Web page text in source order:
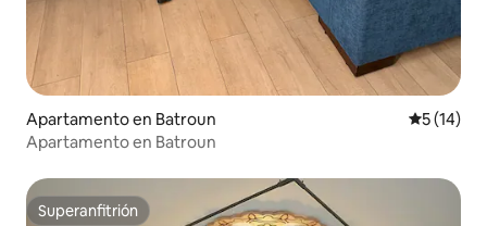
Apartamento en Batroun
5 (14)
Apartamento en Batroun
Superanfitrión
Superanfitrión